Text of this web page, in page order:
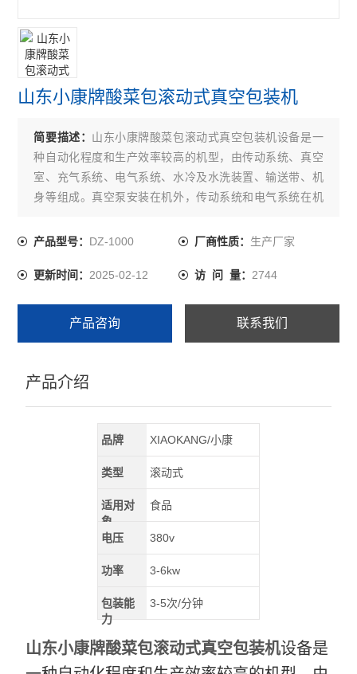
山东小康牌酸菜包滚动式真空包装机
简要描述： 山东小康牌酸菜包滚动式真空包装机设备是一
种自动化程度和生产效率较高的机型，由传动系统、真空
室、充气系统、电气系统、水冷及水洗装置、输送带、机
身等组成。真空泵安装在机外，传动系统和电气系统在机
产品型号： DZ-1000 厂商性质： 生产厂家
更新时间：2025-02-12 访 问 量： 2744
产品咨询 联系我们
产品介绍
品牌 XIAOKANG/小康
类型 滚动式
适用对
象
食品
电压 380v
功率 3-6kw
包装能
力
3-5次/分钟
山东小康牌酸菜包滚动式真空包装机设备是